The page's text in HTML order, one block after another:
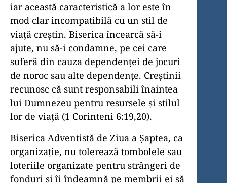
iar această caracteristică a lor este în
mod clar incompatibilă cu un stil de
viață creștin. Biserica încearcă să-i
ajute, nu să-i condamne, pe cei care
suferă din cauza dependenței de jocuri
de noroc sau alte dependențe. Creștinii
recunosc că sunt responsabili înaintea
lui Dumnezeu pentru resursele și stilul
lor de viață (1 Corinteni 6:19,20).
Biserica Adventistă de Ziua a Șaptea, ca
organizație, nu tolerează tombolele sau
loteriile organizate pentru strângeri de
fonduri și îi îndeamnă pe membrii ei să